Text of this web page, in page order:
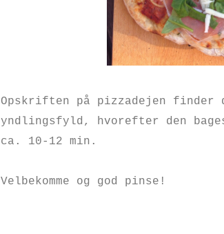
Opskriften på pizzadejen finder
yndlingsfyld, hvorefter den
ca. 10-12 min.
Velbekomme og god pinse!